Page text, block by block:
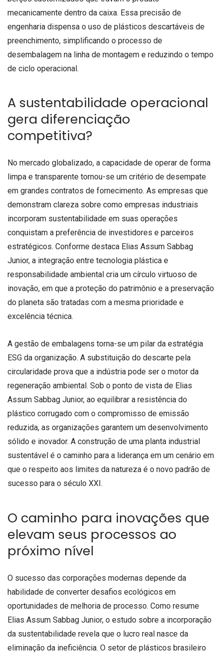
mecanicamente dentro da caixa. Essa precisão de
engenharia dispensa o uso de plásticos descartáveis de
preenchimento, simplificando o processo de
desembalagem na linha de montagem e reduzindo o tempo
de ciclo operacional.
A sustentabilidade operacional
gera diferenciação
competitiva?
No mercado globalizado, a capacidade de operar de forma
limpa e transparente tornou-se um critério de desempate
em grandes contratos de fornecimento. As empresas que
demonstram clareza sobre como empresas industriais
incorporam sustentabilidade em suas operações
conquistam a preferência de investidores e parceiros
estratégicos. Conforme destaca Elias Assum Sabbag
Junior, a integração entre tecnologia plástica e
responsabilidade ambiental cria um círculo virtuoso de
inovação, em que a proteção do patrimônio e a preservação
do planeta são tratadas com a mesma prioridade e
excelência técnica.
A gestão de embalagens torna-se um pilar da estratégia
ESG da organização. A substituição do descarte pela
circularidade prova que a indústria pode ser o motor da
regeneração ambiental. Sob o ponto de vista de Elias
Assum Sabbag Junior, ao equilibrar a resistência do
plástico corrugado com o compromisso de emissão
reduzida, as organizações garantem um desenvolvimento
sólido e inovador. A construção de uma planta industrial
sustentável é o caminho para a liderança em um cenário em
que o respeito aos limites da natureza é o novo padrão de
sucesso para o século XXI.
O caminho para inovações que
elevam seus processos ao
próximo nível
O sucesso das corporações modernas depende da
habilidade de converter desafios ecológicos em
oportunidades de melhoria de processo. Como resume
Elias Assum Sabbag Junior, o estudo sobre a incorporação
da sustentabilidade revela que o lucro real nasce da
eliminação da ineficiência. O setor de plásticos brasileiro